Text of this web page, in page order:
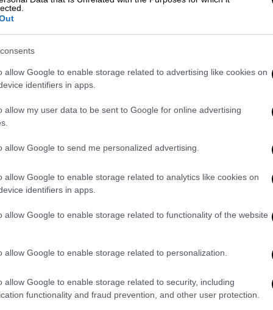
allow Google to enable storage related to advertising like cookies on
identifiers in apps.
allow my user data to be sent to Google for online advertising
allow Google to send me personalized advertising.
allow Google to enable storage related to analytics like cookies on
identifiers in apps.
allow Google to enable storage related to functionality of the website
allow Google to enable storage related to personalization.
allow Google to enable storage related to security, including
functionality and fraud prevention, and other user protection.
για να συνεισφέρει οικονομικά στην
κατέβηκε στην Αθήνα, όπου προσελήφθη
συμμετάσχει στην επιθεώρηση
και το πρώτο της συμβόλαιο στη
τραγούδια του έρωτα.
της στον κινηματογράφο με την
μυστικό», «Άσε τον παλιόκοσμο να
στο θέατρο Σαμαρτζή,
επιτυχίες: «Πόσο λυπάμαι»
Μετά την κήρυξη του πολέμου του
και γίνεται η φωνή που εμψυχώνει
συγκλονίζει. Την ίδια εποχή, σε μία
Ναυτικό 2.000 χρυσές λίρες. Με την
στην Αθήνα, η Βέμπο φυγαδεύεται
όπου συνεχίζει να τραγουδά για